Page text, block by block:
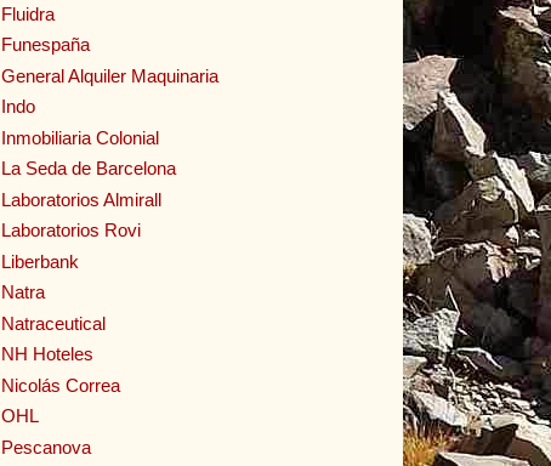
Fluidra
Funespaña
General Alquiler Maquinaria
Indo
Inmobiliaria Colonial
La Seda de Barcelona
Laboratorios Almirall
Laboratorios Rovi
Liberbank
Natra
Natraceutical
NH Hoteles
Nicolás Correa
OHL
Pescanova